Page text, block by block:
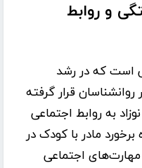
و روابط
است که در رشد
قرار گرفته
به روابط اجتماعی
مادر با کودک در
اجتماعی